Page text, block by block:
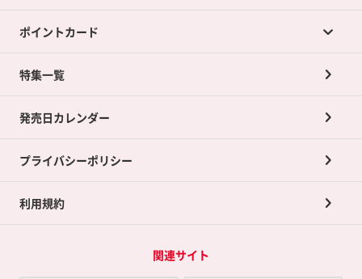
店舗買取について
ネット買取について
買取承諾書について
ポイントカード
ポイントカードTOP
ポイント交換景品
特集一覧
発売日カレンダー
プライバシーポリシー
利用規約
関連サイト